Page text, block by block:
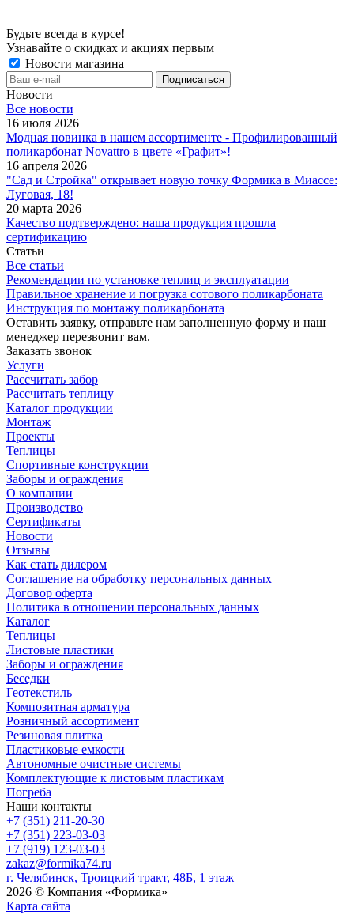
Будьте всегда в курсе!
Узнавайте о скидках и акциях первым
Новости магазина
Новости
Все новости
16 июля 2026
Модная новинка в нашем ассортименте - Профилированный
поликарбонат Novattro в цвете «Графит»!
16 апреля 2026
"Сад и Стройка" открывает новую точку Формика в Миассе:
Луговая, 18!
20 марта 2026
Качество подтверждено: наша продукция прошла
сертификацию
Статьи
Все статьи
Рекомендации по установке теплиц и эксплуатации
Правильное хранение и погрузка сотового поликарбоната
Инструкция по монтажу поликарбоната
Оставить заявку, отправьте нам заполненную форму и наш
менеджер перезвонит вам.
Заказать звонок
Услуги
Рассчитать забор
Рассчитать теплицу
Каталог продукции
Монтаж
Проекты
Теплицы
Спортивные конструкции
Заборы и ограждения
О компании
Производство
Сертификаты
Новости
Отзывы
Как стать дилером
Соглашение на обработку персональных данных
Договор оферта
Политика в отношении персональных данных
Каталог
Теплицы
Листовые пластики
Заборы и ограждения
Беседки
Геотекстиль
Композитная арматура
Розничный ассортимент
Резиновая плитка
Пластиковые емкости
Автономные очистные системы
Комплектующие к листовым пластикам
Погреба
Наши контакты
+7 (351) 211-20-30
+7 (351) 223-03-03
+7 (919) 123-03-03
zakaz@formika74.ru
г. Челябинск, Троицкий тракт, 48Б, 1 этаж
2026 © Компания «Формика»
Карта сайта